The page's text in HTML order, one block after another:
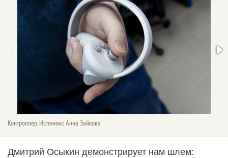
Контроллер. Источник: Анна Зайкова
Дмитрий Осыкин демонстрирует нам шлем: